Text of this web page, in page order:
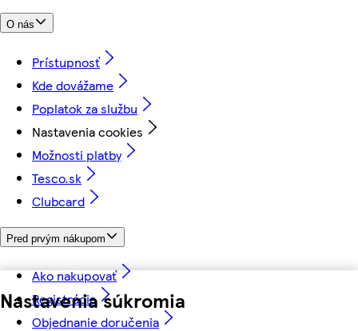
Nastavenia súkromia
O nás
Prístupnosť
Kde dovážame
Poplatok za službu
Nastavenia cookies
Možnosti platby
Tesco.sk
Clubcard
Pred prvým nákupom
Ako nakupovať
Registrácia
Objednanie doručenia